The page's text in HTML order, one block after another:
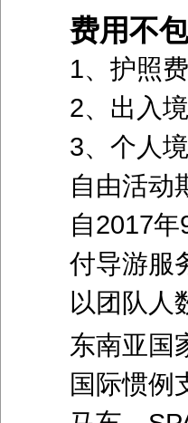
费用不
1、护照
2、出入
3、个人
自由活动
自2017
付导游服
以团队人
东南亚国
国际惯例